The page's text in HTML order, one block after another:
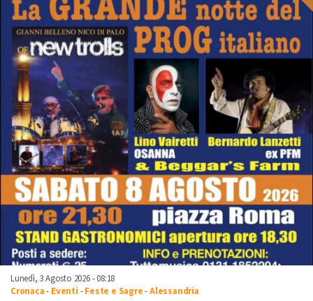
Lunedì, 3 Agosto 2026 - 08:18
Cronaca- Eventi -Feste e Sagre-Alessandria